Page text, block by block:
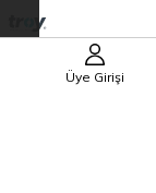
Üye Girişi